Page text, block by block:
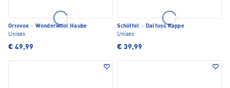
Ortovox · Wonderwool Haube
Unisex
€ 49,99
Schöffel · Dalfoss Kappe
Unisex
€ 39,99